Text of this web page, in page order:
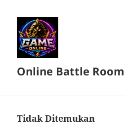
Online Battle Room
Tidak Ditemukan